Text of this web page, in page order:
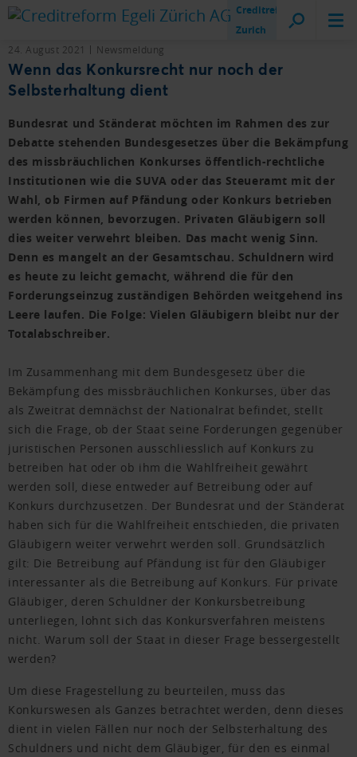
Creditreform
Zurich
24. August 2021 Newsmeldung
Wenn das Konkursrecht nur noch der
Selbsterhaltung dient
Bundesrat und Ständerat möchten im Rahmen des zur
Debatte stehenden Bundesgesetzes über die Bekämpfung
des missbräuchlichen Konkurses öffentlich-rechtliche
Institutionen wie die SUVA oder das Steueramt mit der
Wahl, ob Firmen auf Pfändung oder Konkurs betrieben
werden können, bevorzugen. Privaten Gläubigern soll
dies weiter verwehrt bleiben. Das macht wenig Sinn.
Denn es mangelt an der Gesamtschau. Schuldnern wird
es heute zu leicht gemacht, während die für den
Forderungseinzug zuständigen Behörden weitgehend ins
Leere laufen. Die Folge: Vielen Gläubigern bleibt nur der
Totalabschreiber.
Im Zusammenhang mit dem Bundesgesetz über die
Bekämpfung des missbräuchlichen Konkurses, über das
als Zweitrat demnächst der Nationalrat befindet, stellt
sich die Frage, ob der Staat seine Forderungen gegenüber
juristischen Personen ausschliesslich auf Konkurs zu
betreiben hat oder ob ihm die Wahlfreiheit gewährt
werden soll, diese entweder auf Betreibung oder auf
Konkurs durchzusetzen. Der Bundesrat und der Ständerat
haben sich für die Wahlfreiheit entschieden, die privaten
Gläubigern weiter verwehrt werden soll. Grundsätzlich
gilt: Die Betreibung auf Pfändung ist für den Gläubiger
interessanter als die Betreibung auf Konkurs. Für private
Gläubiger, deren Schuldner der Konkursbetreibung
unterliegen, lohnt sich das Konkursverfahren meistens
nicht. Warum soll der Staat in dieser Frage bessergestellt
werden?
Um diese Fragestellung zu beurteilen, muss das
Konkurswesen als Ganzes betrachtet werden, denn dieses
dient in vielen Fällen nur noch der Selbsterhaltung des
Schuldners und nicht dem Gläubiger, für den es einmal